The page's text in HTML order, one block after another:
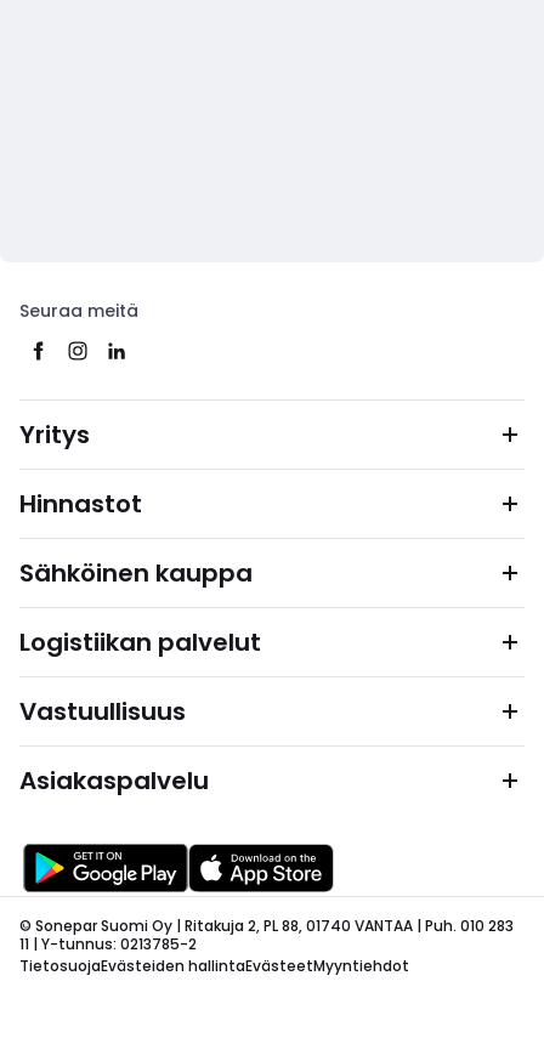
Seuraa meitä
Yritys
Hinnastot
Sähköinen kauppa
Logistiikan palvelut
Vastuullisuus
Asiakaspalvelu
© Sonepar Suomi Oy | Ritakuja 2, PL 88, 01740 VANTAA | Puh. 010 283
11 | Y-tunnus: 0213785-2
TietosuojaEvästeiden hallintaEvästeetMyyntiehdot